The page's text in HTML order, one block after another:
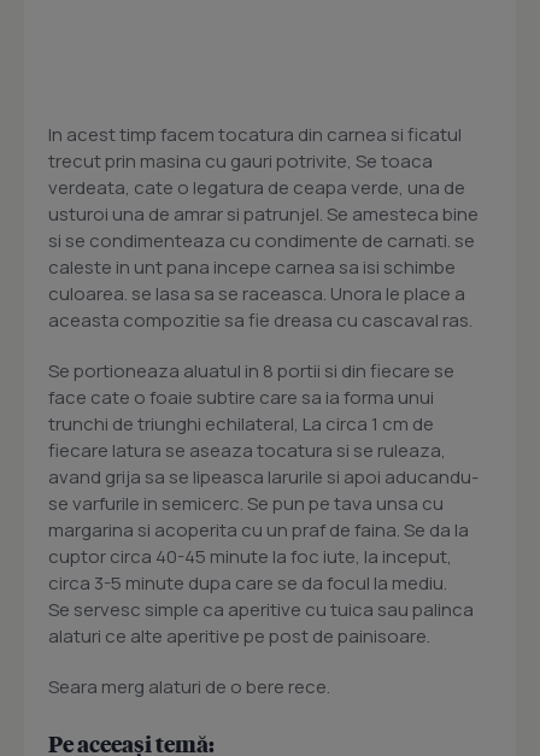
In acest timp facem tocatura din carnea si ficatul
trecut prin masina cu gauri potrivite, Se toaca
verdeata, cate o legatura de ceapa verde, una de
usturoi una de amrar si patrunjel. Se amesteca bine
si se condimenteaza cu condimente de carnati. se
caleste in unt pana incepe carnea sa isi schimbe
culoarea. se lasa sa se raceasca. Unora le place a
aceasta compozitie sa fie dreasa cu cascaval ras.
Se portioneaza aluatul in 8 portii si din fiecare se
face cate o foaie subtire care sa ia forma unui
trunchi de triunghi echilateral, La circa 1 cm de
fiecare latura se aseaza tocatura si se ruleaza,
avand grija sa se lipeasca larurile si apoi aducandu-
se varfurile in semicerc. Se pun pe tava unsa cu
margarina si acoperita cu un praf de faina. Se da la
cuptor circa 40-45 minute la foc iute, la inceput,
circa 3-5 minute dupa care se da focul la mediu.
Se servesc simple ca aperitive cu tuica sau palinca
alaturi ce alte aperitive pe post de painisoare.
Seara merg alaturi de o bere rece.
Pe aceeași temă: